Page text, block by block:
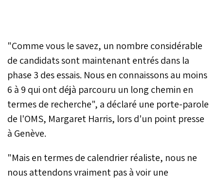
"Comme vous le savez, un nombre considérable
de candidats sont maintenant entrés dans la
phase 3 des essais. Nous en connaissons au moins
6 à 9 qui ont déjà parcouru un long chemin en
termes de recherche", a déclaré une porte-parole
de l'OMS, Margaret Harris, lors d'un point presse
à Genève.
"Mais en termes de calendrier réaliste, nous ne
nous attendons vraiment pas à voir une